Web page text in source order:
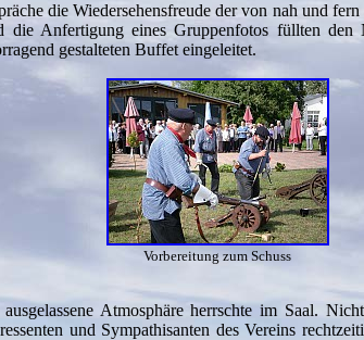
die Wiedersehensfreude der von nah und
die Anfertigung eines Gruppenfotos füllten
gestalteten Buffet eingeleitet.
Vorbereitung zum Schuss
Atmosphäre herrschte im Saal.
und Sympathisanten des Vereins